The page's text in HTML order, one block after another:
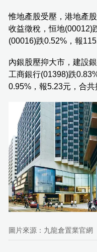
惟地產股受壓，港地產
收益徵稅，恒地(00012)
(00016)跌0.52%，報
內銀股壓抑大市，建設
工商銀行(01398)跌
0.95%，報5.23元，合共
圖片來源：九龍倉置業官網